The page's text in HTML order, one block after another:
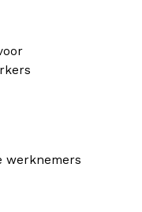
werknemers